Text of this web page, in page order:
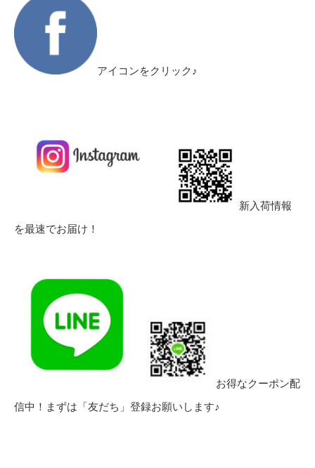
アイコンをクリック♪
新入荷情報
を最速でお届け！
お得なクーポン配
信中！まずは「友だち」登録お願いします♪